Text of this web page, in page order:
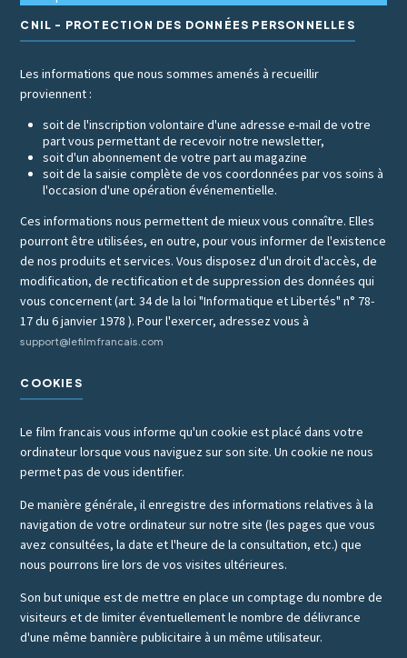
CNIL - PROTECTION DES DONNÉES PERSONNELLES
Les informations que nous sommes amenés à recueillir
proviennent :
soit de l'inscription volontaire d'une adresse e-mail de votre
part vous permettant de recevoir notre newsletter,
soit d'un abonnement de votre part au magazine
soit de la saisie complète de vos coordonnées par vos soins à
l'occasion d'une opération événementielle.
Ces informations nous permettent de mieux vous connaître. Elles
pourront être utilisées, en outre, pour vous informer de l'existence
de nos produits et services. Vous disposez d'un droit d'accès, de
modification, de rectification et de suppression des données qui
vous concernent (art. 34 de la loi "Informatique et Libertés" n° 78-
17 du 6 janvier 1978 ). Pour l'exercer, adressez vous à
support@lefilmfrancais.com
COOKIES
Le film francais vous informe qu'un cookie est placé dans votre
ordinateur lorsque vous naviguez sur son site. Un cookie ne nous
permet pas de vous identifier.
De manière générale, il enregistre des informations relatives à la
navigation de votre ordinateur sur notre site (les pages que vous
avez consultées, la date et l'heure de la consultation, etc.) que
nous pourrons lire lors de vos visites ultérieures.
Son but unique est de mettre en place un comptage du nombre de
visiteurs et de limiter éventuellement le nombre de délivrance
d'une même bannière publicitaire à un même utilisateur.